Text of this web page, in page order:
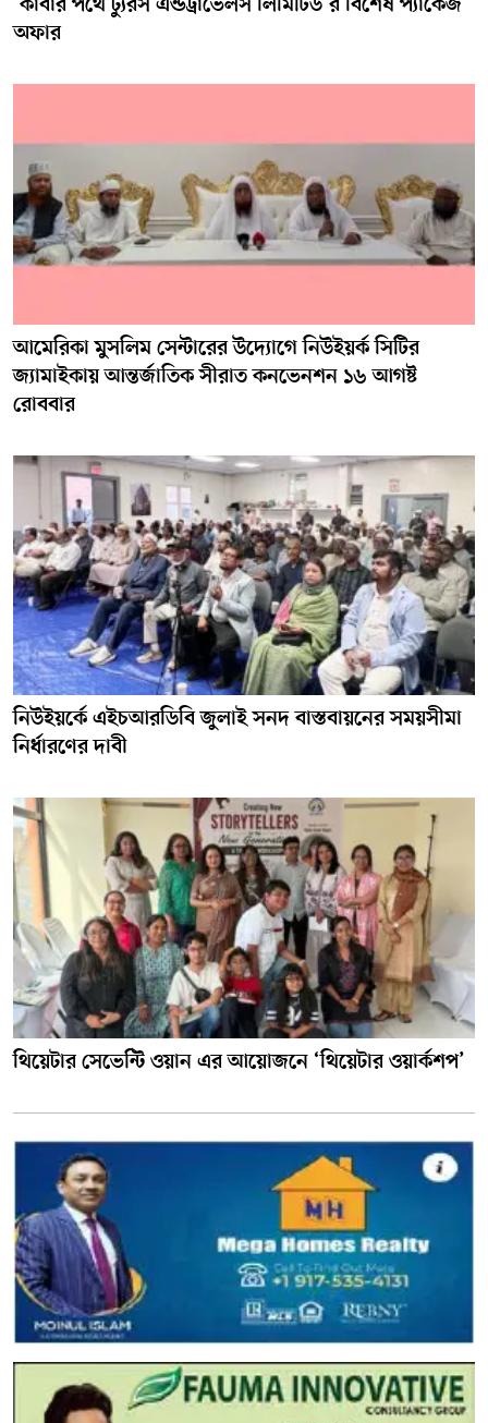
‘কাবার পথে ট্যুরস এন্ডট্রাভেলস লিমিটিড’র বিশেষ প্যাকেজ
অফার
আমেরিকা মুসলিম সেন্টারের উদ্যোগে নিউইয়র্ক সিটির
জ্যামাইকায় আন্তর্জাতিক সীরাত কনভেনশন ১৬ আগষ্ট
রোববার
নিউইয়র্কে এইচআরডিবি জুলাই সনদ বাস্তবায়নের সময়সীমা
নির্ধারণের দাবী
থিয়েটার সেভেন্টি ওয়ান এর আয়োজনে ‘থিয়েটার ওয়ার্কশপ’